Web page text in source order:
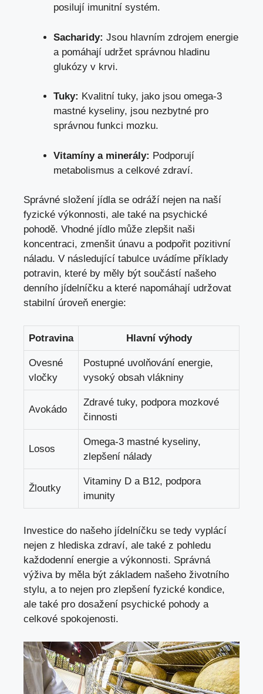
posilují imunitní systém.
Sacharidy: Jsou hlavním zdrojem energie
a pomáhají udržet správnou hladinu
glukózy v krvi.
Tuky: Kvalitní tuky, jako jsou omega-3
mastné kyseliny, jsou nezbytné pro
správnou funkci mozku.
Vitamíny a minerály: Podporují
metabolismus a celkové zdraví.
Správné složení jídla se odráží nejen na naší
fyzické výkonnosti, ale také na psychické
pohodě. Vhodné jídlo může zlepšit naši
koncentraci, zmenšit únavu a podpořit pozitivní
náladu. V následující tabulce uvádíme příklady
potravin, které by měly být součástí našeho
denního jídelníčku a které napomáhají udržovat
stabilní úroveň energie:
Potravina Hlavní výhody
Ovesné
vločky
Postupné uvolňování energie,
vysoký obsah vlákniny
Avokádo
Zdravé tuky, podpora mozkové
činnosti
Losos
Omega-3 mastné kyseliny,
zlepšení nálady
Žloutky
Vitaminy D a B12, podpora
imunity
Investice do našeho jídelníčku se tedy vyplácí
nejen z hlediska zdraví, ale také z pohledu
každodenní energie a výkonnosti. Správná
výživa by měla být základem našeho životního
stylu, a to nejen pro zlepšení fyzické kondice,
ale také pro dosažení psychické pohody a
celkové spokojenosti.